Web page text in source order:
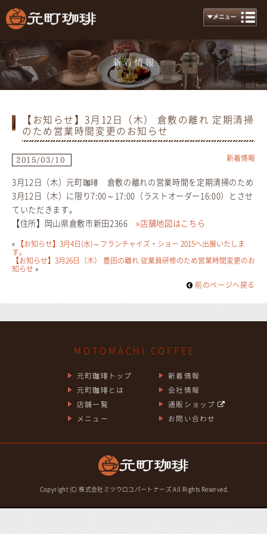
新着情報
News
【お知らせ】3月12日（木） 倉敷の離れ 定期清掃
のため営業時間変更のお知らせ
新着情報
2015/03/10
3月12日（木）元町珈琲 倉敷の離れの営業時間を定期清掃のため
3月12日（木）に限り7:00～17:00（ラストオーダー16:00）とさせ
ていただきます。
【住所】岡山県倉敷市新田2366 »店舗地図はこちら
« 【お知らせ】3月4日(水)～フランチャイズ・ショー 2015へ出展いたしま
す。
【お知らせ】3月26日（木） 豊田の離れ 従業員研修のため営業時間変更のお
知らせ »
前のページヘ戻る
MOTOMACHI COFFEE
元町珈琲トップ
元町珈琲とは
店舗一覧
メニュー
新着情報
会社情報
通販ショップ
お問い合わせ
Copyright (C) 株式会社ミツウロコパートナーズ All Rights Reserved.